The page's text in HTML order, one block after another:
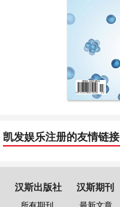
凯发娱乐注册的友情链接
汉斯出版社 汉斯期刊